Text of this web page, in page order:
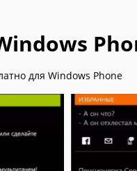
для Windows Phone